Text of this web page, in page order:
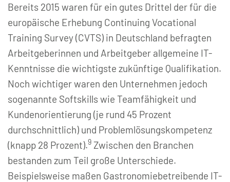
Bereits 2015 waren für ein gutes Drittel der für die
europäische Erhebung Continuing Vocational
Training Survey (CVTS) in Deutschland befragten
Arbeitgeberinnen und Arbeitgeber allgemeine IT-
Kenntnisse die wichtigste zukünftige Qualifikation.
Noch wichtiger waren den Unternehmen jedoch
sogenannte Softskills wie Teamfähigkeit und
Kundenorientierung (je rund 45 Prozent
durchschnittlich) und Problemlösungskompetenz
(knapp 28 Prozent).9 Zwischen den Branchen
bestanden zum Teil große Unterschiede.
Beispielsweise maßen Gastronomiebetreibende IT-